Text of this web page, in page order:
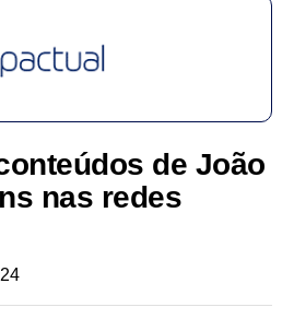
de João
nas redes